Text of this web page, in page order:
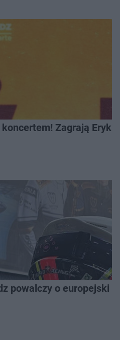
Zagrają Eryk
powalczy o europejski